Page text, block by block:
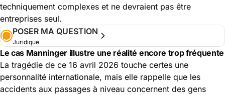
techniquement complexes et ne devraient pas être
entreprises seul.
POSER MA QUESTION
Juridique
Le cas Manninger illustre une réalité encore trop fréquente
La tragédie de ce 16 avril 2026 touche certes une
personnalité internationale, mais elle rappelle que les
accidents aux passages à niveau concernent des gens